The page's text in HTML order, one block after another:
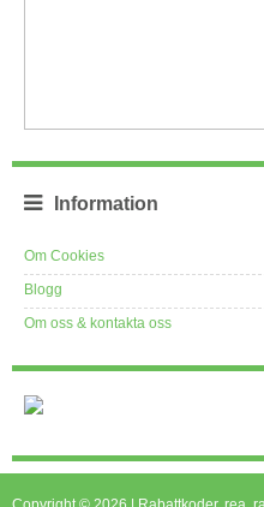
Information
Om Cookies
Blogg
Om oss & kontakta oss